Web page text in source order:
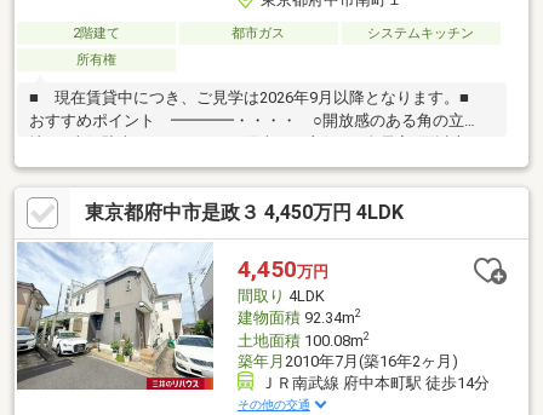
2階建て 都市ガス
システムキッチン
所有権
■ 現在賃貸中につき、ご見学は2026年9月以降となります。■
おすすめポイント ━━━━・・・・ ○開放感のある角の立
採光有 ○対面式キッチン ○小屋裏収納付 ○4LDKへ間取り変更
可(別途要費用) ○ 子育てに優しい落ち着いた住環境■ アクセ
ス ━━━━━・・・・ ○ 京王線・ＪＲ南武線「分倍河原」
駅 徒歩１３分 ○ ＪＲ武蔵野線・ＪＲ南武線「府中本町」駅
徒歩１４分■ ご希望の住まい探しをお手伝いします
━━━━━・・・物件の詳細・ご相談はお気軽にお問い合わせく
ださい。
東京都府中市是政３ 4,450万円 4LDK
4,450万円
間取り 4LDK
建物面積92.34m2
土地面積100.08m2
築年月 2010年7月(築16年2ヶ月)
ＪＲ南武線 府中本町駅 徒歩14分
その他の交通